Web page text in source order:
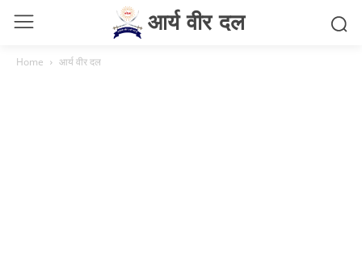
आर्य वीर दल
Home आर्य वीर दल